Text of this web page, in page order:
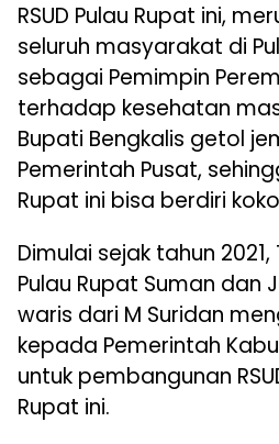
RSUD Pulau Rupat ini,
seluruh masyarakat di
sebagai Pemimpin
terhadap kesehatan
Bupati Bengkalis getol
Pemerintah Pusat,
Rupat ini bisa berdiri
Dimulai sejak tahun
Pulau Rupat Suman dan
waris dari M Suridan
kepada Pemerintah
untuk pembangunan
Rupat ini.